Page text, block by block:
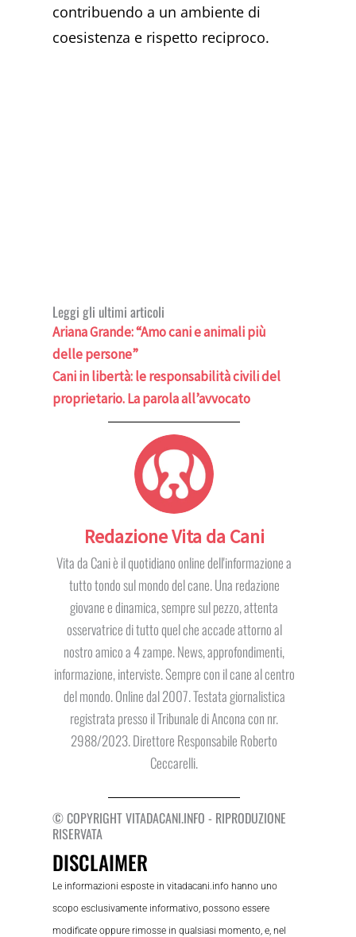
contribuendo a un ambiente di
coesistenza e rispetto reciproco.
Leggi gli ultimi articoli
Ariana Grande: “Amo cani e animali più
delle persone”
Cani in libertà: le responsabilità civili del
proprietario. La parola all’avvocato
Redazione Vita da Cani
Vita da Cani è il quotidiano online dell'informazione a
tutto tondo sul mondo del cane. Una redazione
giovane e dinamica, sempre sul pezzo, attenta
osservatrice di tutto quel che accade attorno al
nostro amico a 4 zampe. News, approfondimenti,
informazione, interviste. Sempre con il cane al centro
del mondo. Online dal 2007. Testata giornalistica
registrata presso il Tribunale di Ancona con nr.
2988/2023. Direttore Responsabile Roberto
Ceccarelli.
© COPYRIGHT VITADACANI.INFO - RIPRODUZIONE
RISERVATA
DISCLAIMER
Le informazioni esposte in vitadacani.info hanno uno
scopo esclusivamente informativo, possono essere
modificate oppure rimosse in qualsiasi momento, e, nel